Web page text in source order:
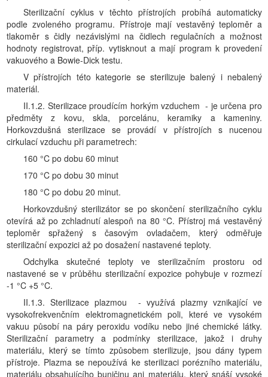
Sterilizační cyklus v těchto přístrojích probíhá automaticky
podle zvoleného programu. Přístroje mají vestavěný teploměr a
tlakoměr s čidly nezávislými na čidlech regulačních a možnost
hodnoty registrovat, příp. vytisknout a mají program k provedení
vakuového a Bowie-Dick testu.
V přístrojích této kategorie se sterilizuje balený i nebalený
materiál.
II.1.2. Sterilizace proudícím horkým vzduchem - je určena pro
předměty z kovu, skla, porcelánu, keramiky a kameniny.
Horkovzdušná sterilizace se provádí v přístrojích s nucenou
cirkulací vzduchu při parametrech:
160 °C po dobu 60 minut
170 °C po dobu 30 minut
180 °C po dobu 20 minut.
Horkovzdušný sterilizátor se po skončení sterilizačního cyklu
otevírá až po zchladnutí alespoň na 80 °C. Přístroj má vestavěný
teploměr spřažený s časovým ovladačem, který odměřuje
sterilizační expozici až po dosažení nastavené teploty.
Odchylka skutečné teploty ve sterilizačním prostoru od
nastavené se v průběhu sterilizační expozice pohybuje v rozmezí
-1 °C +5 °C.
II.1.3. Sterilizace plazmou - využívá plazmy vznikající ve
vysokofrekvenčním elektromagnetickém poli, které ve vysokém
vakuu působí na páry peroxidu vodíku nebo jiné chemické látky.
Sterilizační parametry a podmínky sterilizace, jakož i druhy
materiálu, který se tímto způsobem sterilizuje, jsou dány typem
přístroje. Plazma se nepoužívá ke sterilizaci porézního materiálu,
materiálu obsahujícího buničinu ani materiálu, který snáší vysoké